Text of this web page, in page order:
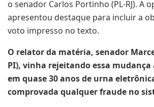
o senador Carlos Portinho (PL-RJ). A
apresentou destaque para incluir a
voto impresso no texto.
O relator da matéria, senador
PI), vinha rejeitando essa mudança
em quase 30 anos de urna
comprovada qualquer fraude no